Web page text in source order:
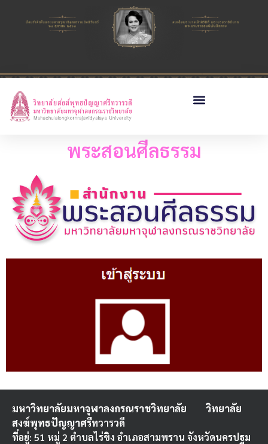
พระสอนศีลธรรม
มหาวิทยาลัยมหาจุฬาลงกรณราชวิทยาลัย วิทยาลัย
สงฆ์พุทธปัญญาศรีทวารวดี
ที่อยู่: 51 หมู่ 2 ตำบลไร่ขิง อำเภอสามพราน จังหวัดนครปฐม